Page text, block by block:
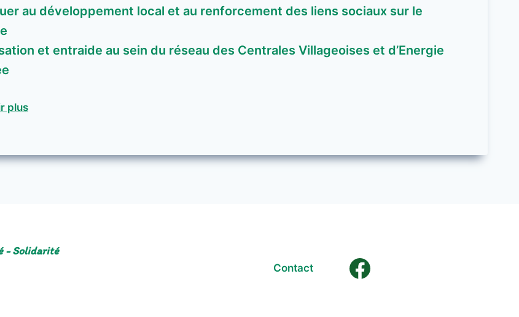
au développement local et au renforcement des liens sociaux sur le
et entraide au sein du réseau des Centrales Villageoises et d’Energie
plus
- Solidarité
Contact